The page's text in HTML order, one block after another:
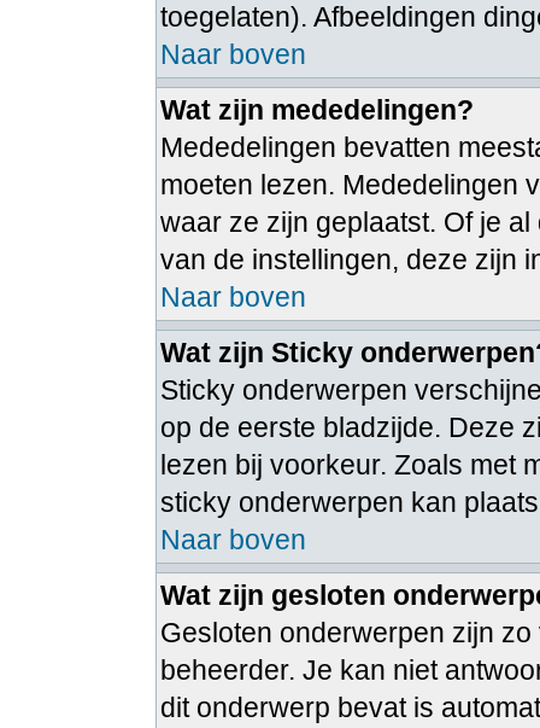
toegelaten). Afbeeldingen
Naar boven
Wat zijn mededelingen?
Mededelingen bevatten
moeten lezen. Mededelingen
waar ze zijn geplaatst. Of je
van de instellingen, deze zijn
Naar boven
Wat zijn Sticky
Sticky onderwerpen
op de eerste bladzijde. Deze
lezen bij voorkeur. Zoals met
sticky onderwerpen kan
Naar boven
Wat zijn gesloten
Gesloten onderwerpen zijn
beheerder. Je kan niet
dit onderwerp bevat is